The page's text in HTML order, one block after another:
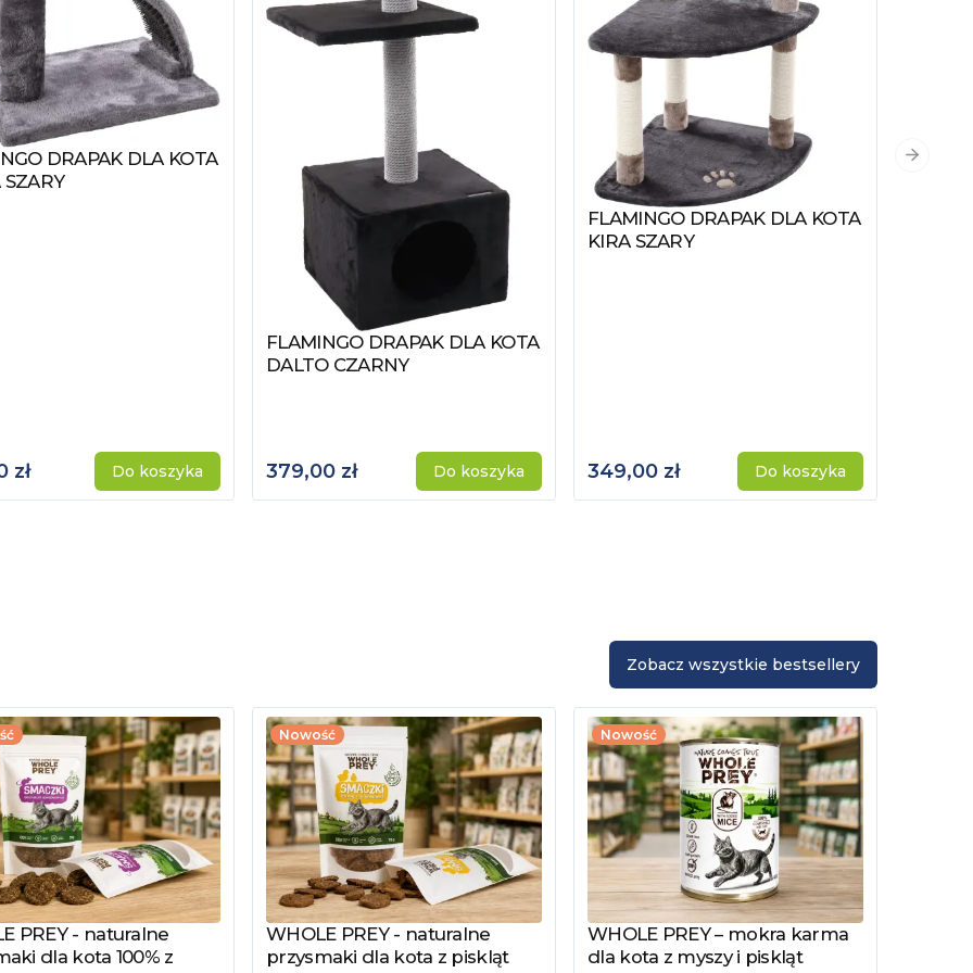
produkt
DRAPAK DLA KOTA
SZARY
zł Do koszyka
Zobacz produkt
FLAMINGO DRAPAK DLA KOTA
DALTO CZARNY
379,00 zł Do koszyka
Zobacz produkt
FLAMINGO DRAPAK DLA KOTA
KIRA SZARY
349,00 zł Do koszyka
Zobacz wszystkie bestsellery
produkt
PREY - naturalne
dla kota 100% z
Nowość
Zobacz produkt
WHOLE PREY - naturalne
przysmaki dla kota z piskląt
Nowość
Zobacz produkt
WHOLE PREY – mokra karma
dla kota z myszy i piskląt